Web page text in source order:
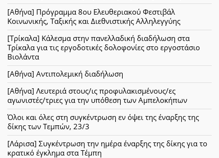
[Αθήνα] Πρόγραμμα 8ου Ελευθεριακού Φεστιβάλ
Κοινωνικής, Ταξικής και Διεθνιστικής Αλληλεγγύης
[Τρίκαλα] Κάλεσμα στην πανελλαδική διαδήλωση στα
Τρίκαλα για τις εργοδοτικές δολοφονίες στο εργοστάσιο
Βιολάντα
[Αθήνα] Αντιπολεμική διαδήλωση
[Αθήνα] Λευτεριά στους/ις προφυλακισμένους/ες
αγωνιστές/τριες για την υπόθεση των Αμπελοκήπων
Όλοι και όλες στη συγκέντρωση εν όψει της έναρξης της
δίκης των Τεμπών, 23/3
[Λάρισα] Συγκέντρωση την ημέρα έναρξης της δίκης για το
κρατικό έγκλημα στα Τέμπη